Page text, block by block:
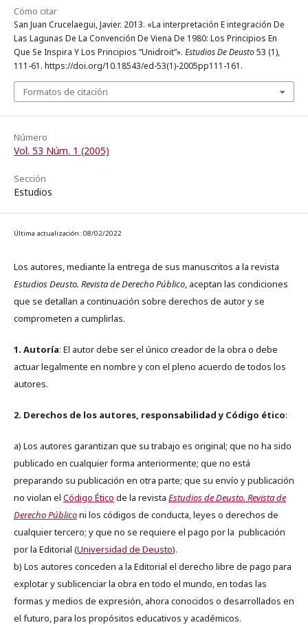
Cómo citar
San Juan Crucelaegui, Javier. 2013. «La interpretación E integración De
Las Lagunas De La Convención De Viena De 1980: Los Principios En
Que Se Inspira Y Los Principios “Unidroit”». Estudios De Deusto53 (1),
111-61. https://doi.org/10.18543/ed-53(1)-2005pp111-161.
Formatos de citación
Número
Vol. 53 Núm. 1 (2005)
Sección
Estudios
Última actualización: 08/02/2022
Los autores, mediante la entrega de sus manuscritos a la revista
Estudios Deusto. Revista de Derecho Público, aceptan las condiciones
que se detallan a continuación sobre derechos de autor y se
comprometen a cumplirlas.
1. Autoría: El autor debe ser el único creador de la obra o debe
actuar legalmente en nombre y con el pleno acuerdo de todos los
autores.
2. Derechos de los autores, responsabilidad y Código ético:
a) Los autores garantizan que su trabajo es original; que no ha sido
publicado en cualquier forma anteriormente; que no está
preparando su publicación en otra parte; que su envío y publicación
no violan el Código Ético de la revista Estudios de Deusto. Revista de
Derecho Públiconi los códigos de conducta, leyes o derechos de
cualquier tercero; y que no se requiere el pago por la publicación
por la Editorial (Universidad de Deusto).
b) Los autores conceden a la Editorial el derecho libre de pago para
explotar y sublicenciar la obra en todo el mundo, en todas las
formas y medios de expresión, ahora conocidos o desarrollados en
el futuro, para los propósitos educativos y académicos.